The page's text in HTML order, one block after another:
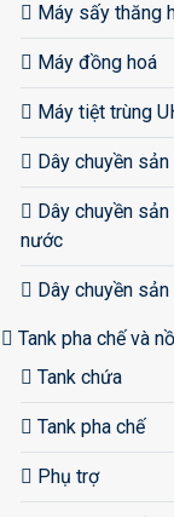
Máy sấy thăng
Máy đồng hoá
Máy tiệt trùng
Dây chuyền
Dây chuyền
nước
Dây chuyền
Tank pha chế và
Tank chứa
Tank pha chế
Phụ trợ